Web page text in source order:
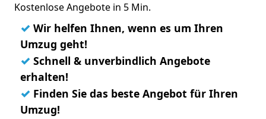
Kostenlose Angebote in 5 Min.
✓ Wir helfen Ihnen, wenn es um Ihren
Umzug geht!
✓ Schnell & unverbindlich Angebote
erhalten!
✓ Finden Sie das beste Angebot für Ihren
Umzug!